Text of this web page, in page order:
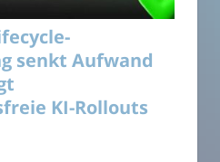
senkt Aufwand
KI-Rollouts